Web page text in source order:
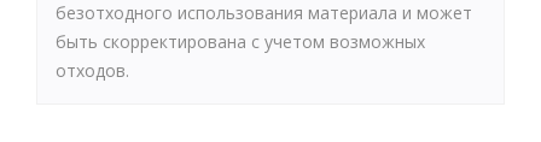
безотходного использования материала и может
быть скорректирована с учетом возможных
отходов.